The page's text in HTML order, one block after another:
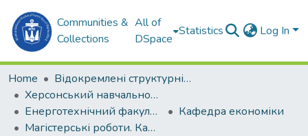
Communities &
Collections
All of
DSpace
Statistics Log In
Home
Відокремлені структурні підрозділи НУК ім. адм. Макарова
Херсонський навчально-науковий інститут НУК ім. адм. Макарова (ХННІ НУК)
Енерготехнічний факультет
Кафедра економіки
Магістерські роботи. Кафедра економіки